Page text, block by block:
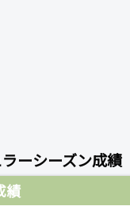
ーシーズン成績
績